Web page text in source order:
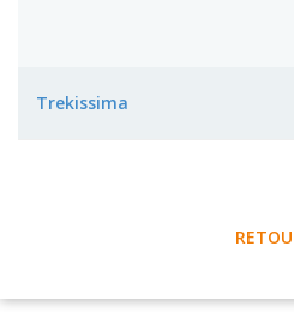
Trekissima